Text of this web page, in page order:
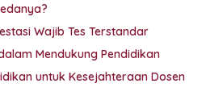
Wajib Tes Terstandar
Mendukung Pendidikan
untuk Kesejahteraan Dosen